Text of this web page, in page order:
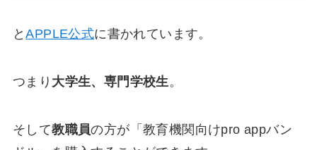
とAPPLE公式に書かれています。
つまり 大学生、専門学校生 。
そして教職員の方が「教育機関向けpro appバン